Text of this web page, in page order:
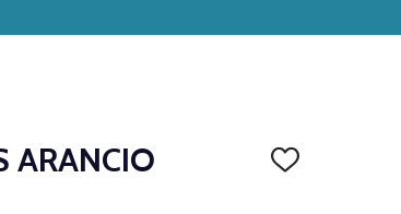
ARANCIO
AGGIUNGI